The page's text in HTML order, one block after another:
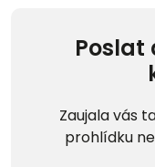
Poslat
Zaujala vás
prohlídku